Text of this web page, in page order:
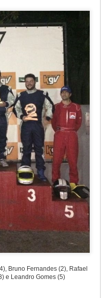
Bruno Fernandes (2), Rafael
e Leandro Gomes (5)